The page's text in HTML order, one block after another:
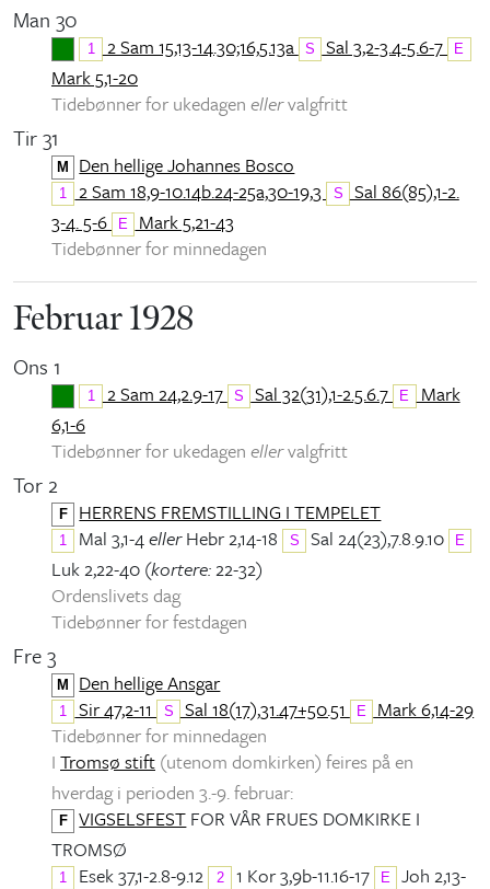
Man 30
1 2 Sam 15,13-14.30;16,5.13a S Sal 3,2-3.4-5.6-7 E
Mark 5,1-20
Tidebønner for ukedagen ellervalgfritt
Tir 31
M Den hellige Johannes Bosco
1 2 Sam 18,9-10.14b.24-25a,30-19,3 S Sal 86(85),1-2.
3-4. 5-6
E
Mark 5,21-43
Tidebønner for minnedagen
Februar 1928
Ons 1
1 2 Sam 24,2.9-17 S Sal 32(31),1-2.5.6.7 E Mark
6,1-6
Tidebønner for ukedagen ellervalgfritt
Tor 2
F HERRENS FREMSTILLING I TEMPELET
1 Mal 3,1-4ellerHebr 2,14-18 S Sal 24(23),7.8.9.10 E
Luk 2,22-40 (kortere:22-32)
Ordenslivets dag
Tidebønner for festdagen
Fre 3
M Den hellige Ansgar
1 Sir 47,2-11 S Sal 18(17),31.47+50.51 E
Mark 6,14-29
Tidebønner for minnedagen
I Tromsø stift (utenom domkirken) feires på en
hverdag i perioden 3.-9. februar:
F VIGSELSFEST FOR VÅR FRUES DOMKIRKE I
TROMSØ
1 Esek 37,1-2.8-9.12 2 1 Kor 3,9b-11.16-17 E
Joh 2,13-